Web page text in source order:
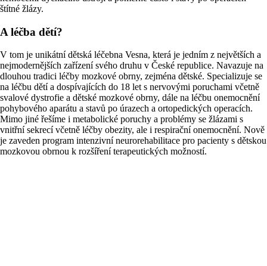
štítné žlázy.
A léčba dětí?
V tom je unikátní dětská léčebna Vesna, která je jedním z největších a
nejmodernějších zařízení svého druhu v České republice. Navazuje na
dlouhou tradici léčby mozkové obrny, zejména dětské. Specializuje se
na léčbu dětí a dospívajících do 18 let s nervovými poruchami včetně
svalové dystrofie a dětské mozkové obrny, dále na léčbu onemocnění
pohybového aparátu a stavů po úrazech a ortopedických operacích.
Mimo jiné řešíme i metabolické poruchy a problémy se žlázami s
vnitřní sekrecí včetně léčby obezity, ale i respirační onemocnění. Nově
je zaveden program intenzivní neurorehabilitace pro pacienty s dětskou
mozkovou obrnou k rozšíření terapeutických možností.